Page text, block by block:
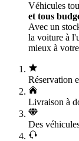
Véhicules
et tous
Avec un
la voiture à
mieux à
Réservation
Livraison à
Des